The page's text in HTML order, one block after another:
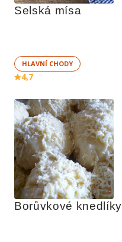
Selská mísa
HLAVNÍ CHODY
4,7
Borůvkové knedlíky